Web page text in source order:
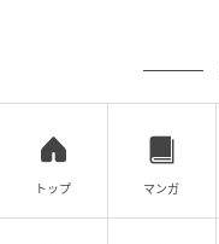
トップ マンガ